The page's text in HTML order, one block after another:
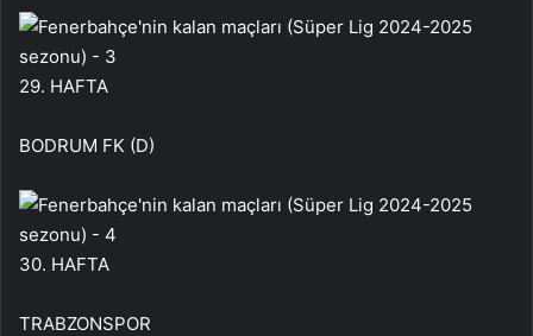
29. HAFTA
BODRUM FK (D)
30. HAFTA
TRABZONSPOR